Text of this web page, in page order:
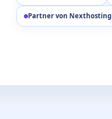
Partner von Nexthosting